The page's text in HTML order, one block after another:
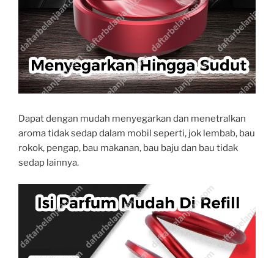
Dapat dengan mudah menyegarkan dan menetralkan
aroma tidak sedap dalam mobil seperti, jok lembab, bau
rokok, pengap, bau makanan, bau baju dan bau tidak
sedap lainnya.